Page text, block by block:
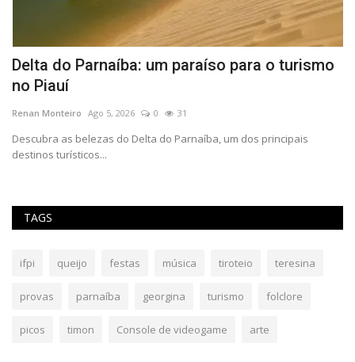
Delta do Parnaíba: um paraíso para o turismo
no Piauí
Renan Monteiro Ago 5, 2026 0 31
Descubra as belezas do Delta do Parnaíba, um dos principais
destinos turísticos...
TAGS
ifpi queijo festas música tiroteio teresina
provas parnaíba georgina turismo folclore
picos timon Console de videogame arte